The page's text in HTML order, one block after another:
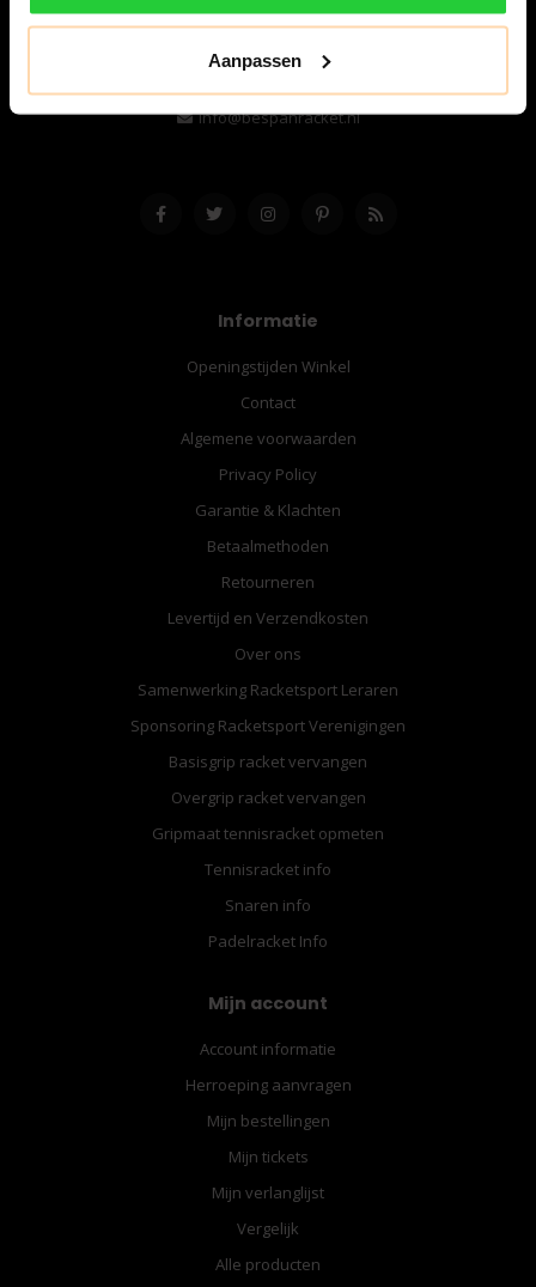
Aanpassen
Nederland
06-57276080
info@bespanracket.nl
Informatie
Openingstijden Winkel
Contact
Algemene voorwaarden
Privacy Policy
Garantie & Klachten
Betaalmethoden
Retourneren
Levertijd en Verzendkosten
Over ons
Samenwerking Racketsport Leraren
Sponsoring Racketsport Verenigingen
Basisgrip racket vervangen
Overgrip racket vervangen
Gripmaat tennisracket opmeten
Tennisracket info
Snaren info
Padelracket Info
Mijn account
Account informatie
Herroeping aanvragen
Mijn bestellingen
Mijn tickets
Mijn verlanglijst
Vergelijk
Alle producten